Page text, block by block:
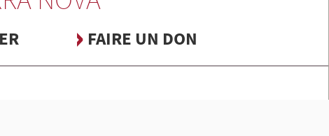
FAIRE UN DON